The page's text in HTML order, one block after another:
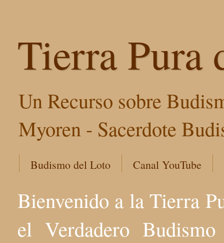
Tierra Pura
Un Recurso sobre
Myoren - Sacerdote
Budismo del Loto Canal YouTube
Bienvenido a la Tierra
el Verdadero